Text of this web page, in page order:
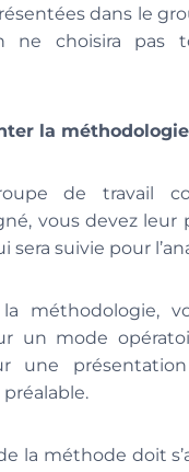
dans le
ne choisira pas
la méthodologie
de travail
vous devez leur
suivie pour
méthodologie,
un mode
une
la méthode doit